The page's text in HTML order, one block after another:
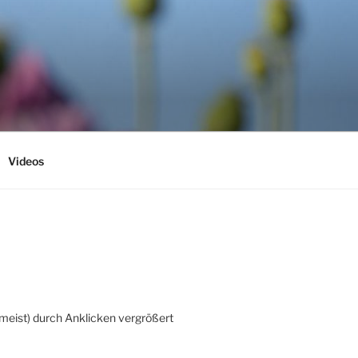
Videos
durch Anklicken vergrößert